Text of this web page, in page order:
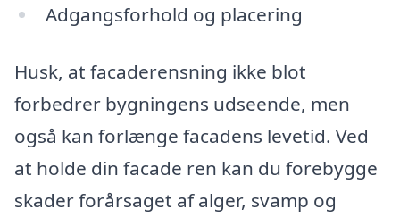
Adgangsforhold og placering
Husk, at facaderensning ikke blot
forbedrer bygningens udseende, men
også kan forlænge facadens levetid. Ved
at holde din facade ren kan du forebygge
skader forårsaget af alger, svamp og